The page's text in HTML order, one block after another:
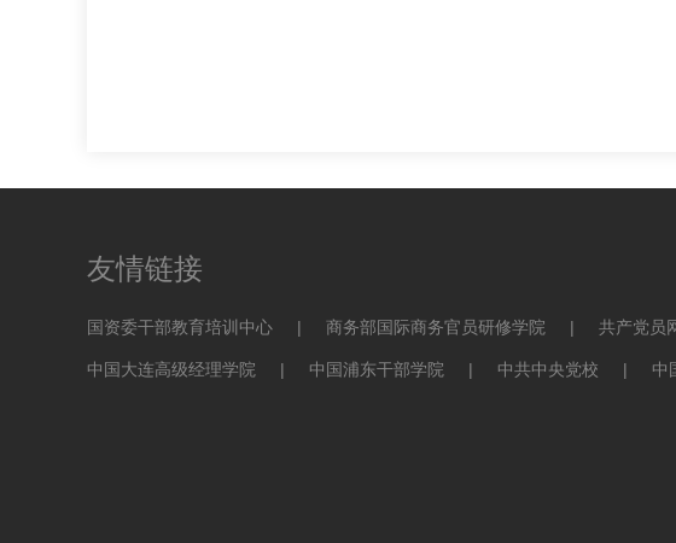
友情链接
国资委干部教育培训中心 | 商务部国际商务官员研修学院 | 共产党员
中国大连高级经理学院 | 中国浦东干部学院 | 中共中央党校 | 中